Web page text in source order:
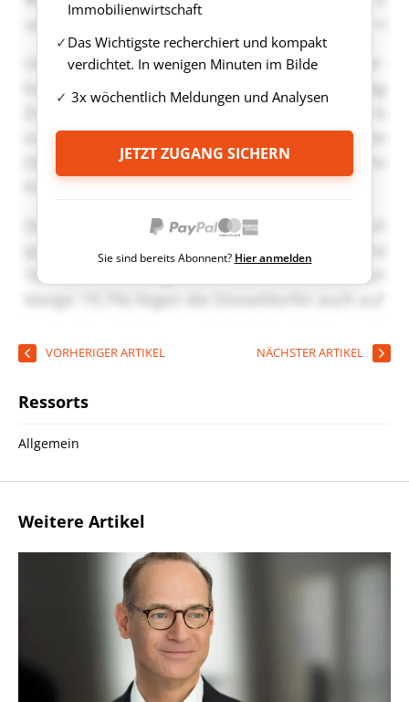
Immobilienwirtschaft
Das Wichtigste recherchiert und kompakt
verdichtet. In wenigen Minuten im Bilde
3x wöchentlich Meldungen und Analysen
JETZT ZUGANG SICHERN
Sie sind bereits Abonnent? Hier anmelden
VORHERIGER ARTIKEL NÄCHSTER ARTIKEL
Ressorts
Allgemein
Weitere Artikel